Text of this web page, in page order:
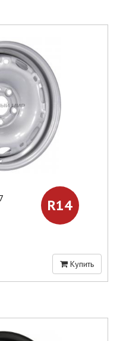
R14
Купить